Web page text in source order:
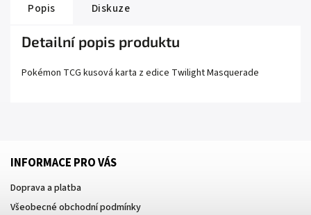
Popis Diskuze
Detailní popis produktu
Pokémon TCG kusová karta z edice Twilight Masquerade
INFORMACE PRO VÁS
Doprava a platba
Všeobecné obchodní podmínky